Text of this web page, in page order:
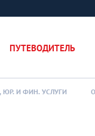
ПУТЕВОДИТЕЛЬ
ЮР. И ФИН. УСЛУГИ